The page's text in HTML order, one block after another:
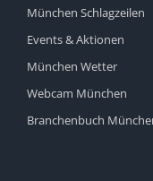
München Schlagzeilen
Events & Aktionen
München Wetter
Webcam München
Branchenbuch